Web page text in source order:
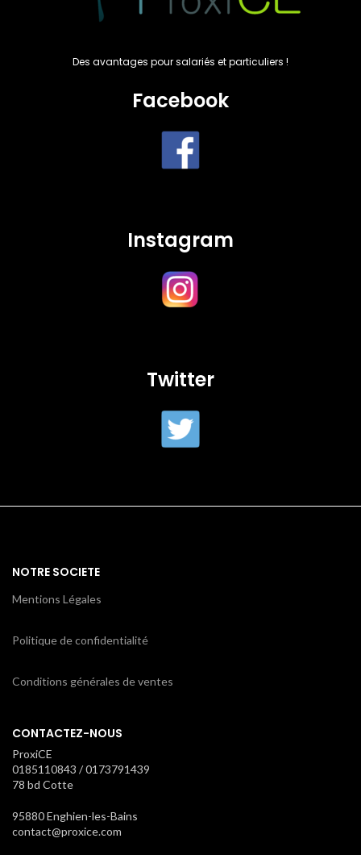
Des avantages pour salariés et particuliers !
Facebook
Instagram
Twitter
NOTRE SOCIETE
Mentions Légales
Politique de confidentialité
Conditions générales de ventes
CONTACTEZ-NOUS
ProxiCE
0185110843 / 0173791439
78 bd Cotte
95880 Enghien-les-Bains
contact@proxice.com